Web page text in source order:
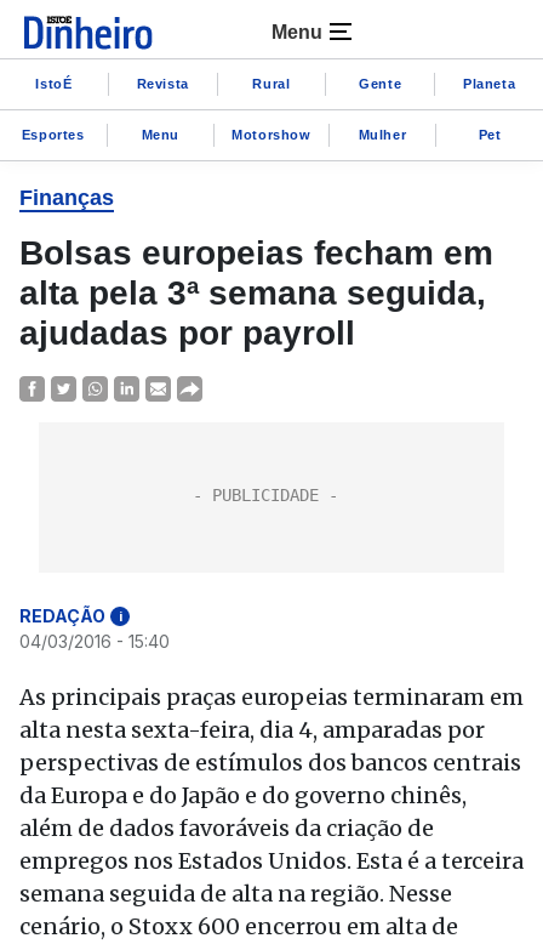
Menu
IstoÉ Revista Rural Gente Planeta
Esportes Menu Motorshow Mulher Pet
Finanças
Bolsas europeias fecham em
alta pela 3ª semana seguida,
ajudadas por payroll
REDAÇÃO i
04/03/2016 - 15:40
As principais praças europeias terminaram em
alta nesta sexta-feira, dia 4, amparadas por
perspectivas de estímulos dos bancos centrais
da Europa e do Japão e do governo chinês,
além de dados favoráveis da criação de
empregos nos Estados Unidos. Esta é a terceira
semana seguida de alta na região. Nesse
cenário, o Stoxx 600 encerrou em alta de